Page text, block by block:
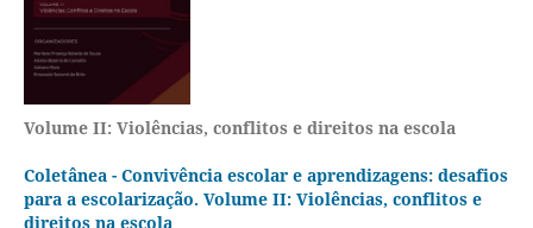
Volume II: Violências, conflitos e direitos na escola
Coletânea - Convivência escolar e aprendizagens: desafios
para a escolarização. Volume II: Violências, conflitos e
direitos na escola